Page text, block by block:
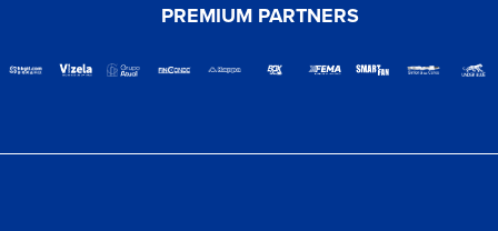
PREMIUM PARTNERS